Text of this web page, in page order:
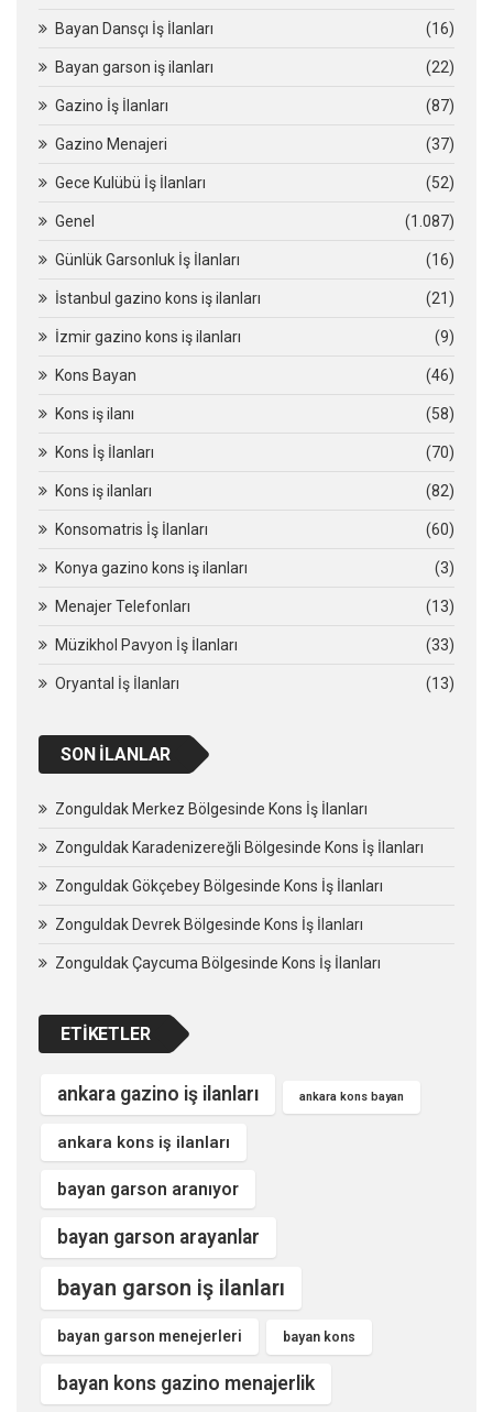
Bayan Dansçı İş İlanları (16)
Bayan garson iş ilanları (22)
Gazino İş İlanları (87)
Gazino Menajeri (37)
Gece Kulübü İş İlanları (52)
Genel (1.087)
Günlük Garsonluk İş İlanları (16)
İstanbul gazino kons iş ilanları (21)
İzmir gazino kons iş ilanları (9)
Kons Bayan (46)
Kons iş ilanı (58)
Kons İş İlanları (70)
Kons iş ilanları (82)
Konsomatris İş İlanları (60)
Konya gazino kons iş ilanları (3)
Menajer Telefonları (13)
Müzikhol Pavyon İş İlanları (33)
Oryantal İş İlanları (13)
SON İLANLAR
Zonguldak Merkez Bölgesinde Kons İş İlanları
Zonguldak Karadenizereğli Bölgesinde Kons İş İlanları
Zonguldak Gökçebey Bölgesinde Kons İş İlanları
Zonguldak Devrek Bölgesinde Kons İş İlanları
Zonguldak Çaycuma Bölgesinde Kons İş İlanları
ETIKETLER
ankara gazino iş ilanları ankara kons bayan
ankara kons iş ilanları
bayan garson aranıyor
bayan garson arayanlar
bayan garson iş ilanları
bayan garson menejerleri bayan kons
bayan kons gazino menajerlik